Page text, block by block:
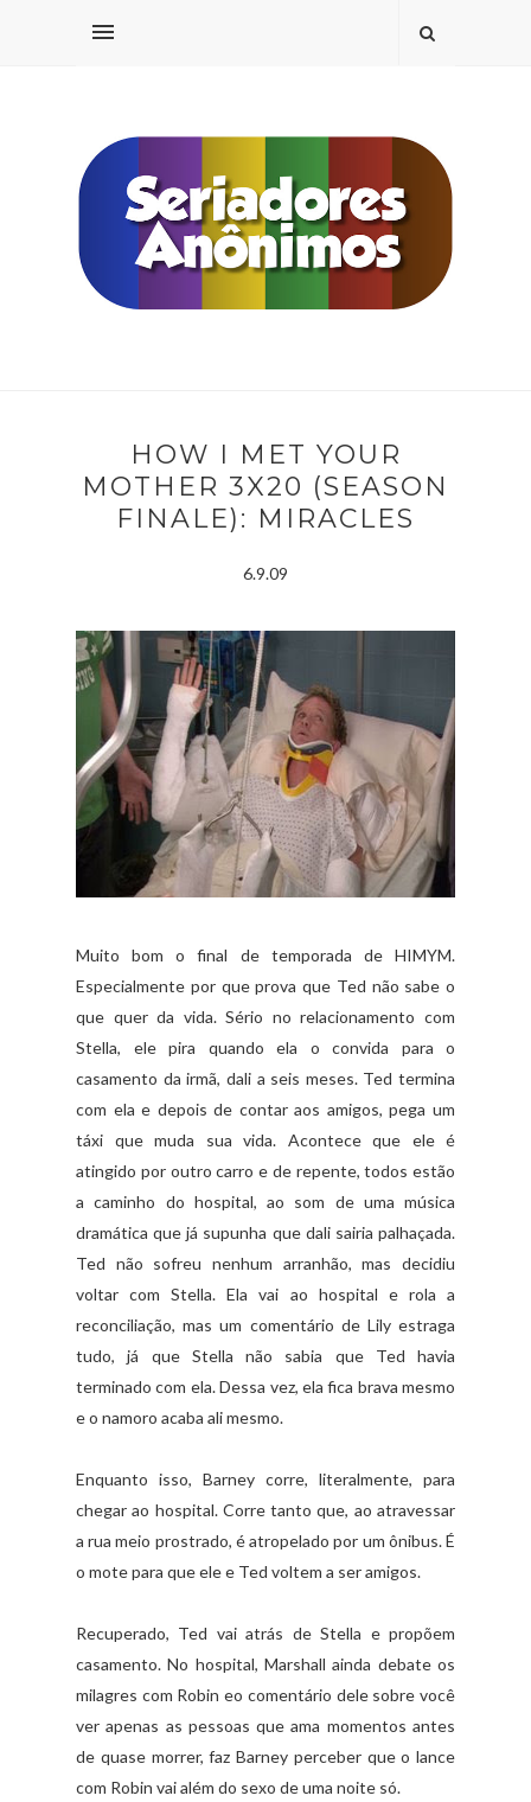
HOW I MET YOUR
MOTHER 3X20 (SEASON
FINALE): MIRACLES
6.9.09
Muito bom o final de temporada de HIMYM.
Especialmente por que prova que Ted não sabe o
que quer da vida. Sério no relacionamento com
Stella, ele pira quando ela o convida para o
casamento da irmã, dali a seis meses. Ted termina
com ela e depois de contar aos amigos, pega um
táxi que muda sua vida. Acontece que ele é
atingido por outro carro e de repente, todos estão
a caminho do hospital, ao som de uma música
dramática que já supunha que dali sairia palhaçada.
Ted não sofreu nenhum arranhão, mas decidiu
voltar com Stella. Ela vai ao hospital e rola a
reconciliação, mas um comentário de Lily estraga
tudo, já que Stella não sabia que Ted havia
terminado com ela. Dessa vez, ela fica brava mesmo
e o namoro acaba ali mesmo.
Enquanto isso, Barney corre, literalmente, para
chegar ao hospital. Corre tanto que, ao atravessar
a rua meio prostrado, é atropelado por um ônibus. É
o mote para que ele e Ted voltem a ser amigos.
Recuperado, Ted vai atrás de Stella e propõem
casamento. No hospital, Marshall ainda debate os
milagres com Robin eo comentário dele sobre você
ver apenas as pessoas que ama momentos antes
de quase morrer, faz Barney perceber que o lance
com Robin vai além do sexo de uma noite só.